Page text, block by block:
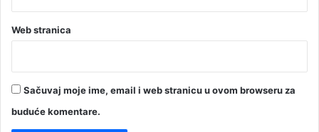
Web stranica
Sačuvaj moje ime, email i web stranicu u ovom browseru za
buduće komentare.